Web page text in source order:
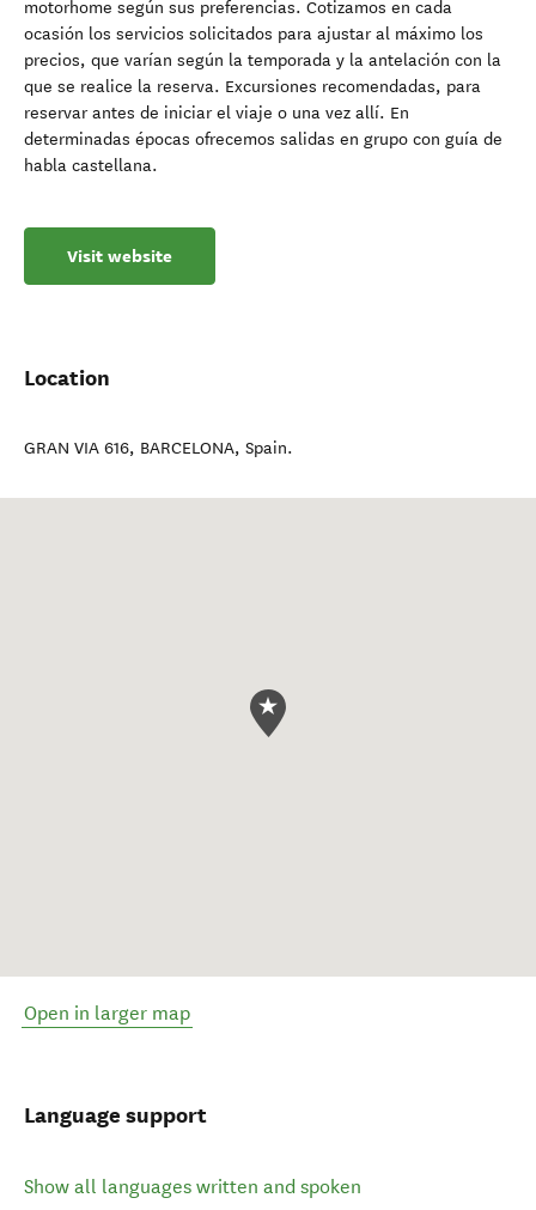
motorhome según sus preferencias. Cotizamos en cada
ocasión los servicios solicitados para ajustar al máximo los
precios, que varían según la temporada y la antelación con la
que se realice la reserva. Excursiones recomendadas, para
reservar antes de iniciar el viaje o una vez allí. En
determinadas épocas ofrecemos salidas en grupo con guía de
habla castellana.
Visit website
Location
GRAN VIA 616, BARCELONA, Spain.
Open in larger map
Language support
Show all languages written and spoken